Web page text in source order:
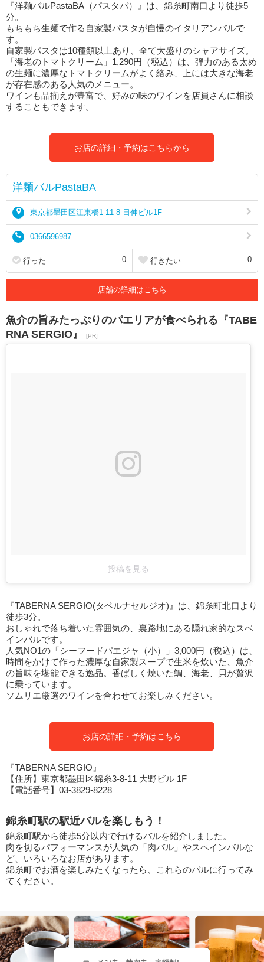
『洋麺バルPastaBA（パスタバ）』は、錦糸町南口より徒歩5
分。
もちもち生麺で作る自家製パスタが自慢のイタリアンバルで
す。
自家製パスタは10種類以上あり、全て大盛りのシャアサイズ。
「海老のトマトクリーム」1,290円（税込）は、弾力のある太め
の生麺に濃厚なトマトクリームがよく絡み、上には大きな海老
が存在感のある人気のメニュー。
ワインも品揃えが豊富で、好みの味のワインを店員さんに相談
することもできます。
お店の詳細・予約はこちらから
洋麺バルPastaBA
東京都墨田区江東橋1-11-8 日伸ビル1F
0366596987
行った 0 行きたい 0
店舗の詳細はこちら
魚介の旨みたっぷりのパエリアが食べられる『TABE
RNA SERGIO』
[PR]
投稿を見る
『TABERNA SERGIO(タベルナセルジオ)』は、錦糸町北口より
徒歩3分。
おしゃれで落ち着いた雰囲気の、裏路地にある隠れ家的なスペ
インバルです。
人気NO1の「シーフードパエジャ（小）」3,000円（税込）は、
時間をかけて作った濃厚な自家製スープで生米を炊いた、魚介
の旨味を堪能できる逸品。香ばしく焼いた鯛、海老、貝が贅沢
に乗っています。
ソムリエ厳選のワインを合わせてお楽しみください。
お店の詳細・予約はこちら
『TABERNA SERGIO』
【住所】東京都墨田区錦糸3-8-11 大野ビル 1F
【電話番号】03-3829-8228
錦糸町駅の駅近バルを楽しもう！
錦糸町駅から徒歩5分以内で行けるバルを紹介しました。
肉を切るパフォーマンスが人気の「肉バル」やスペインバルな
ど、いろいろなお店があります。
錦糸町でお酒を楽しみたくなったら、これらのバルに行ってみ
てください。